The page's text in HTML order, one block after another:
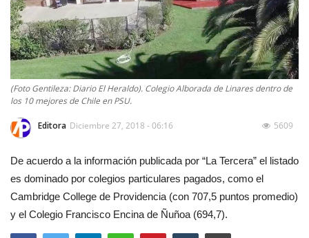
Política
Espectáculos
(Foto Gentileza: Diario El Heraldo). Colegio Alborada de Linares dentro de
los 10 mejores de Chile en PSU.
Editora Diciembre 27, 2018 - 06:16 5609
De acuerdo a la información publicada por “La Tercera” el listado
es dominado por colegios particulares pagados, como el
Cambridge College de Providencia (con 707,5 puntos promedio)
y el Colegio Francisco Encina de Ñuñoa (694,7).